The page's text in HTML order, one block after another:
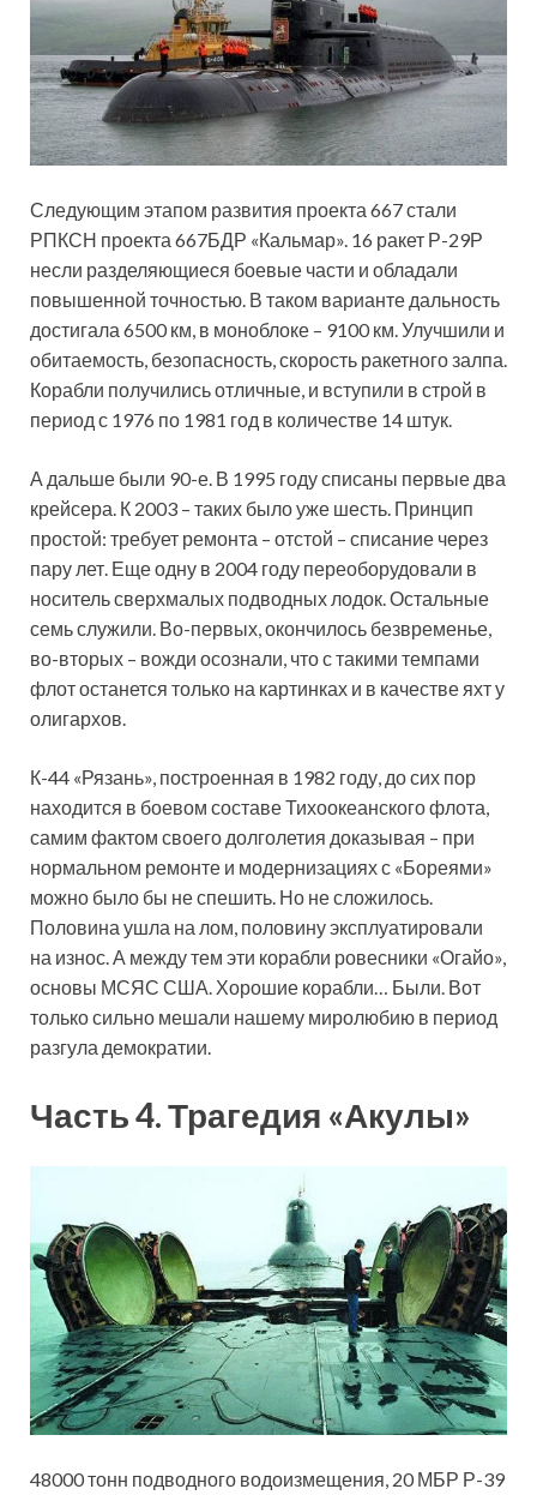
Следующим этапом развития проекта 667 стали
РПКСН проекта 667БДР «Кальмар». 16 ракет Р-29Р
несли разделяющиеся боевые части и обладали
повышенной точностью. В таком варианте дальность
достигала 6500 км, в моноблоке – 9100 км. Улучшили и
обитаемость, безопасность, скорость ракетного залпа.
Корабли получились отличные, и вступили в строй в
период с 1976 по 1981 год в количестве 14 штук.
А дальше были 90-е. В 1995 году списаны первые два
крейсера. К 2003 – таких было уже шесть. Принцип
простой: требует ремонта – отстой – списание через
пару лет. Еще одну в 2004 году переоборудовали в
носитель сверхмалых подводных лодок. Остальные
семь служили. Во-первых, окончилось безвременье,
во-вторых – вожди осознали, что с такими темпами
флот останется только на картинках и в качестве яхт у
олигархов.
К-44 «Рязань», построенная в 1982 году, до сих пор
находится в боевом составе Тихоокеанского флота,
самим фактом своего долголетия доказывая – при
нормальном ремонте и модернизациях с «Бореями»
можно было бы не спешить. Но не сложилось.
Половина ушла на лом, половину эксплуатировали
на износ. А между тем эти корабли ровесники «Огайо»,
основы МСЯС США. Хорошие корабли… Были. Вот
только сильно мешали нашему миролюбию в период
разгула демократии.
Часть 4. Трагедия «Акулы»
48000 тонн подводного водоизмещения, 20 МБР Р-39